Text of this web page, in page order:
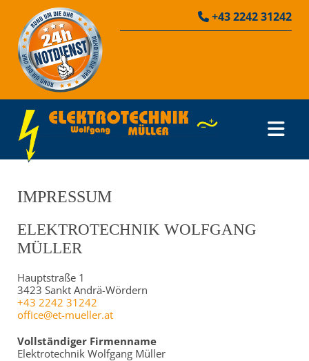
 +43 2242 31242
IMPRESSUM
ELEKTROTECHNIK WOLFGANG
MÜLLER
Hauptstraße 1
3423 Sankt Andrä-Wördern
+43 2242 31242
office@et-mueller.at
Vollständiger Firmenname
Elektrotechnik Wolfgang Müller